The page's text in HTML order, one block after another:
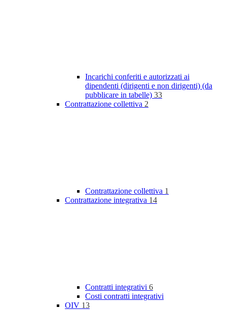
Incarichi conferiti e autorizzati ai
dipendenti (dirigenti e non dirigenti) (da
pubblicare in tabelle) 33
Contrattazione collettiva 2
Contrattazione collettiva 1
Contrattazione integrativa 14
Contratti integrativi 6
Costi contratti integrativi
OIV 13